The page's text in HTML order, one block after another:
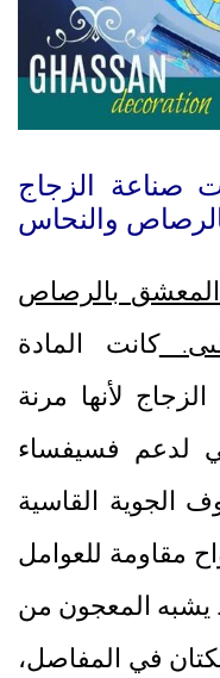
صناعة الزجاج
والنحاس
المعشق بالرصاص
كانت المادة
لأنها مرنة
لدعم فسيفساء
الجوية القاسية
مقاومة للعوامل
المعجون من
في المفاصل،